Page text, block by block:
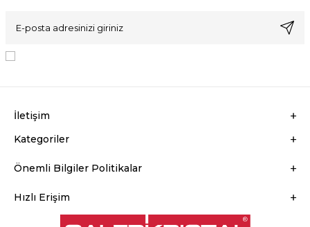
İletişim
Kategoriler
Önemli Bilgiler Politikalar
Hızlı Erişim